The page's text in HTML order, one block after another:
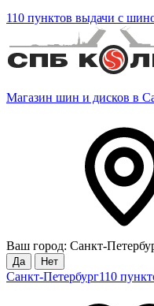
110 пунктов выдачи с
Магазин шин и дисков в
Ваш город: Санкт-
Да Нет
Санкт-Петербург110